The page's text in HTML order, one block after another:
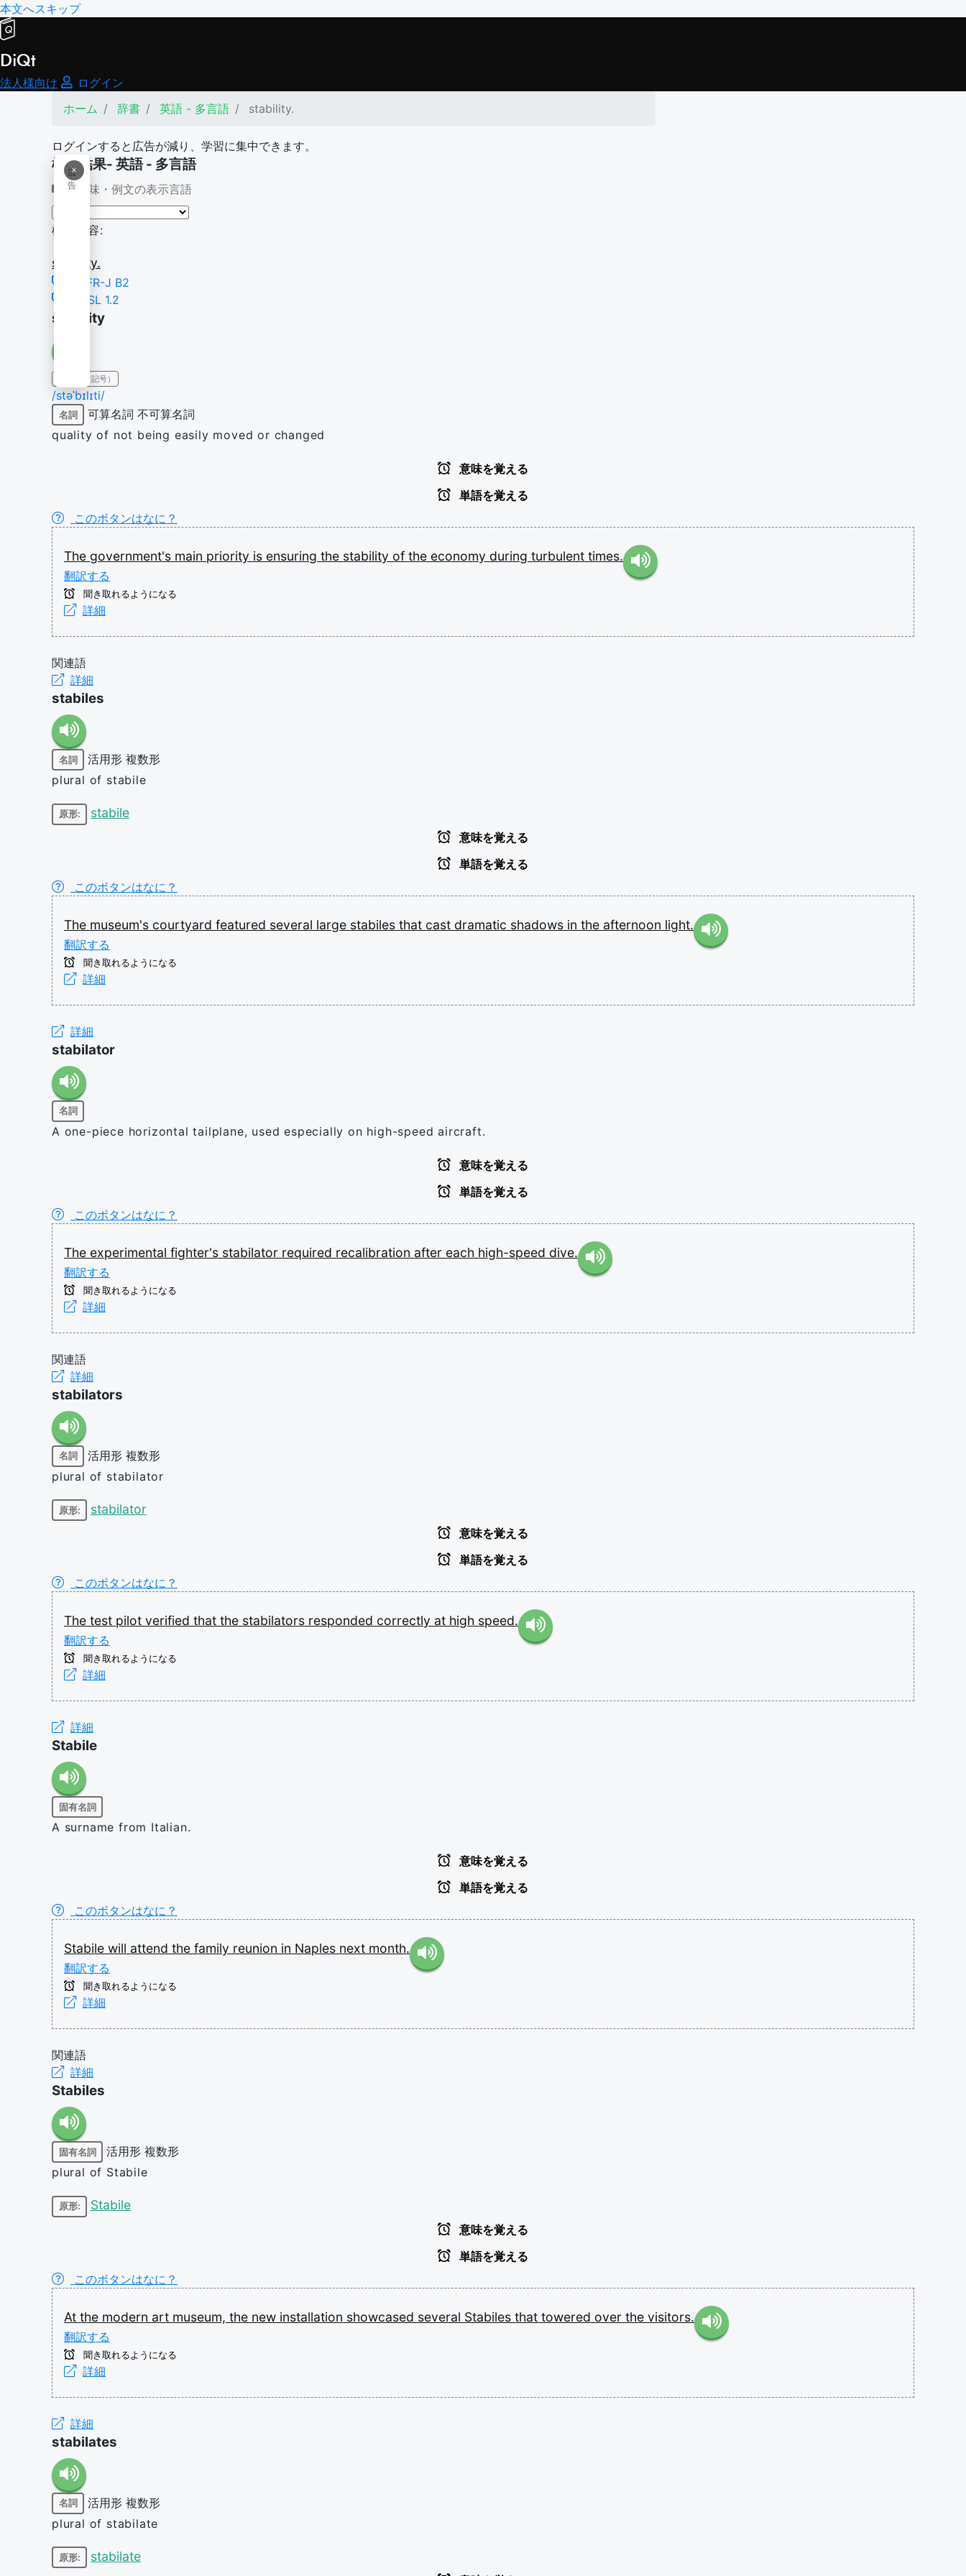
本文へスキップ
DiQt
法人様向け
ログイン
ホーム
辞書 英語 - 多言語 stability.
ログインすると広告が減り、学習に集中できます。
×
広
告
検索結果- 英語 - 多言語
意味・例文の表示言語
検索内容:
stability.
CEFR-J B2
NGSL 1.2
stability
IPA（発音記号）
/stəˈbɪlɪti/
名詞 可算名詞 不可算名詞
quality of not being easily moved or changed
意味を覚える
単語を覚える
このボタンはなに？
The government's main priority is ensuring the stability of the economy during turbulent times.
翻訳する
聞き取れるようになる
詳細
関連語
詳細
stabiles
名詞 活用形 複数形
plural of stabile
原形: stabile
意味を覚える
単語を覚える
このボタンはなに？
The museum's courtyard featured several large stabiles that cast dramatic shadows in the afternoon light.
翻訳する
聞き取れるようになる
詳細
詳細
stabilator
名詞
A one-piece horizontal tailplane, used especially on high-speed aircraft.
意味を覚える
単語を覚える
このボタンはなに？
The experimental fighter's stabilator required recalibration after each high-speed dive.
翻訳する
聞き取れるようになる
詳細
関連語
詳細
stabilators
名詞 活用形 複数形
plural of stabilator
原形: stabilator
意味を覚える
単語を覚える
このボタンはなに？
The test pilot verified that the stabilators responded correctly at high speed.
翻訳する
聞き取れるようになる
詳細
詳細
Stabile
固有名詞
A surname from Italian.
意味を覚える
単語を覚える
このボタンはなに？
Stabile will attend the family reunion in Naples next month.
翻訳する
聞き取れるようになる
詳細
関連語
詳細
Stabiles
固有名詞 活用形 複数形
plural of Stabile
原形: Stabile
意味を覚える
単語を覚える
このボタンはなに？
At the modern art museum, the new installation showcased several Stabiles that towered over the visitors.
翻訳する
聞き取れるようになる
詳細
詳細
stabilates
名詞 活用形 複数形
plural of stabilate
原形: stabilate